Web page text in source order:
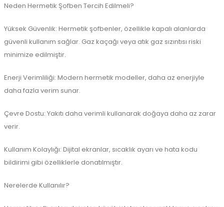
Neden Hermetik Şofben Tercih Edilmeli?
Yüksek Güvenlik: Hermetik şofbenler, özellikle kapalı alanlarda
güvenli kullanım sağlar. Gaz kaçağı veya atık gaz sızıntısı riski
minimize edilmiştir.
Enerji Verimliliği: Modern hermetik modeller, daha az enerjiyle
daha fazla verim sunar.
Çevre Dostu: Yakıtı daha verimli kullanarak doğaya daha az zarar
verir.
Kullanım Kolaylığı: Dijital ekranlar, sıcaklık ayarı ve hata kodu
bildirimi gibi özelliklerle donatılmıştır.
Nerelerde Kullanılır?